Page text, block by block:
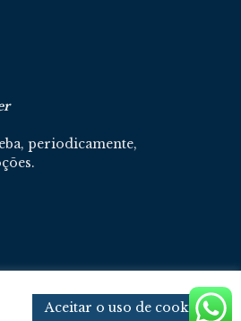
periodicamente,
Aceitar o uso de cookies